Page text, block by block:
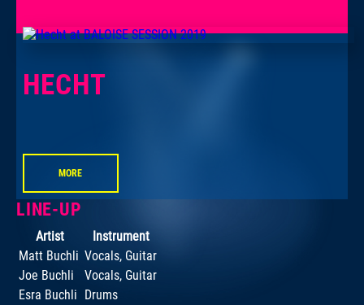
HECHT
MORE
LINE-UP
Artist
Instrument
Matt Buchli Vocals, Guitar
Joe Buchli
Vocals, Guitar
Esra Buchli Drums